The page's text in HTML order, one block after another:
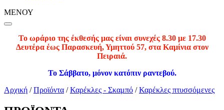
ΜΕΝΟΥ
Το ωράριο της έκθεσής μας είναι συνεχές 8.30 με 17.30
Δευτέρα έως Παρασκευή, Υμηττού 57, στα Καμίνια στον
Πειραιά.
Το Σάββατο, μόνον κατόπιν ραντεβού.
Αρχική /Προϊόντα /Καρέκλες - Σκαμπό /Καρέκλες πτυσσόμενες